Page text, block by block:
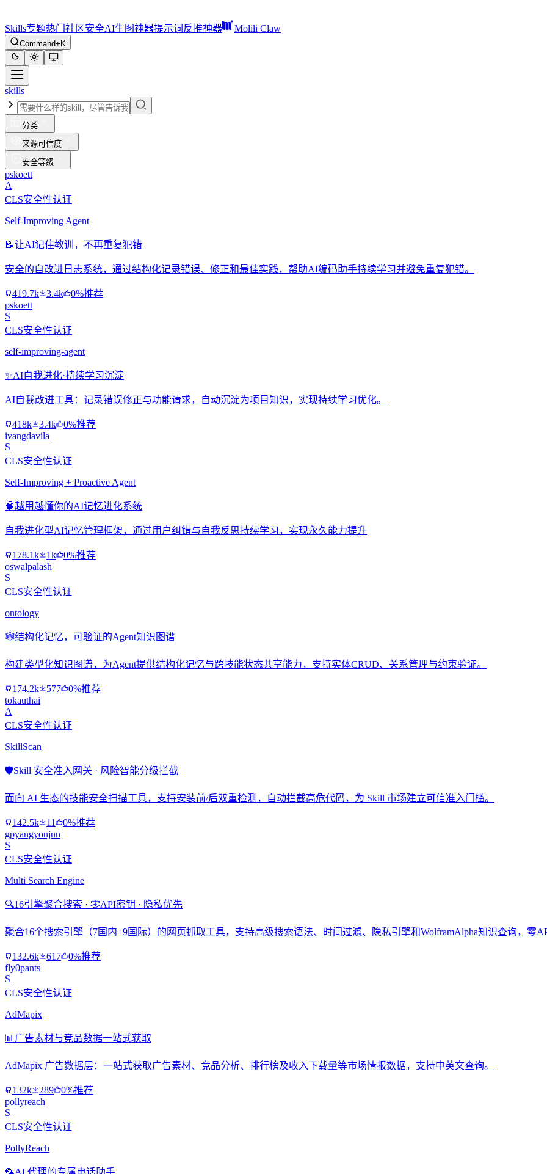
Skills专题热门 社区安全AI生图神器提示词反推神器 Molili Claw
Command+K
skills
分类
来源可信度
安全等级
pskoett
A
CLS安全性认证
Self-Improving Agent
📝让AI记住教训，不再重复犯错
安全的自改进日志系统，通过结构化记录错误、修正和最佳实践，帮助AI编码助手持续学习并避免重复犯错。
419.7k 3.4k
0%推荐
pskoett
S
CLS安全性认证
self-improving-agent
✨AI自我进化·持续学习沉淀
AI自我改进工具：记录错误修正与功能请求，自动沉淀为项目知识，实现持续学习优化。
418k 3.4k
0%推荐
ivangdavila
S
CLS安全性认证
Self-Improving + Proactive Agent
🧠越用越懂你的AI记忆进化系统
自我进化型AI记忆管理框架，通过用户纠错与自我反思持续学习，实现永久能力提升
178.1k 1k
0%推荐
oswalpalash
S
CLS安全性认证
ontology
🕸️结构化记忆，可验证的Agent知识图谱
构建类型化知识图谱，为Agent提供结构化记忆与跨技能状态共享能力，支持实体CRUD、关系管理与约束验证。
174.2k 577
0%推荐
tokauthai
A
CLS安全性认证
SkillScan
🛡️Skill 安全准入网关 · 风险智能分级拦截
面向 AI 生态的技能安全扫描工具，支持安装前/后双重检测，自动拦截高危代码，为 Skill 市场建立可信准入门槛。
142.5k 11
0%推荐
gpyangyoujun
S
CLS安全性认证
Multi Search Engine
🔍16引擎聚合搜索 · 零API密钥 · 隐私优先
聚合16个搜索引擎（7国内+9国际）的网页抓取工具，支持高级搜索语法、时间过滤、隐私引擎和WolframAlpha知识查询，零
132.6k 617
0%推荐
fly0pants
S
CLS安全性认证
AdMapix
📊 广告素材与竞品数据一站式获取
AdMapix 广告数据层：一站式获取广告素材、竞品分析、排行榜及收入下载量等市场情报数据，支持中英文查询。
132k 289
0%推荐
pollyreach
S
CLS安全性认证
PollyReach
🦜AI 代理的专属电话助手